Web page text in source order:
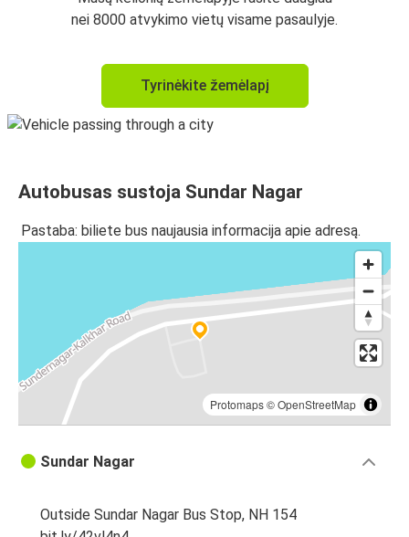
nei 8000 atvykimo vietų visame pasaulyje.
Tyrinėkite žemėlapį
Autobusas sustoja Sundar Nagar
Pastaba: biliete bus naujausia informacija apie adresą.
Protomaps©OpenStreetMap
Sundar Nagar
Outside Sundar Nagar Bus Stop, NH 154